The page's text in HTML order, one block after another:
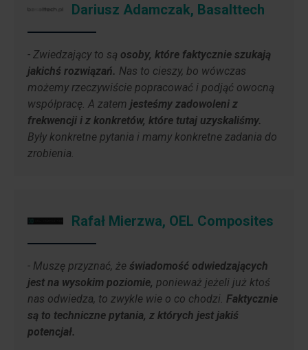
Dariusz Adamczak, Basalttech
- Zwiedzający to są osoby, które faktycznie szukają
jakichś rozwiązań. Nas to cieszy, bo wówczas
możemy rzeczywiście popracować i podjąć owocną
współpracę. A zatem jesteśmy zadowoleni z
frekwencji i z konkretów, które tutaj uzyskaliśmy.
Były konkretne pytania i mamy konkretne zadania do
zrobienia.
Rafał Mierzwa, OEL Composites
- Muszę przyznać, że świadomość odwiedzających
jest na wysokim poziomie, ponieważ jeżeli już ktoś
nas odwiedza, to zwykle wie o co chodzi. Faktycznie
są to techniczne pytania, z których jest jakiś
potencjał.